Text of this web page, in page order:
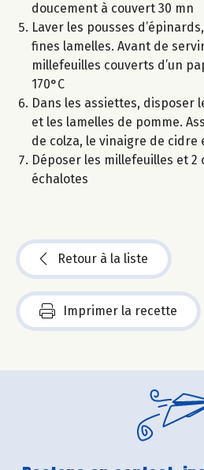
doucement à couvert 30 mn
Laver les pousses
fines lamelles. Avant de
millefeuilles couverts d’un
170°C
Dans les assiettes, disposer
et les lamelles de pomme.
de colza, le vinaigre de cidre
Déposer les millefeuilles et 2
échalotes
Retour à la liste
Imprimer la recette